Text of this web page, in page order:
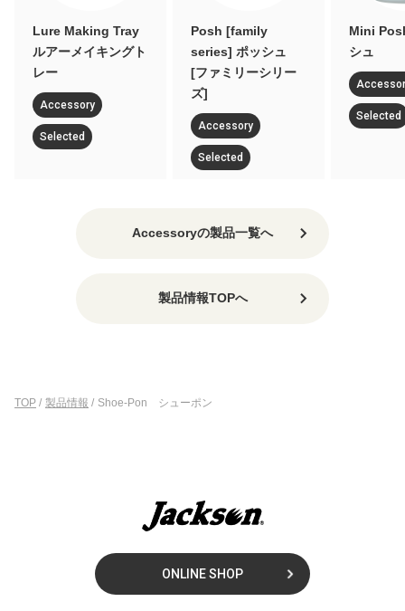
Lure Making Tray
ルアーメイキングト
レー
Accessory
Selected
Posh [family
series] ポッシュ
[ファミリーシリー
ズ]
Accessory
Selected
Mini
シュ
Selected
Accessoryの製品一覧へ
製品情報TOPへ
TOP / 製品情報 / Shoe-Pon シューポン
ONLINE SHOP